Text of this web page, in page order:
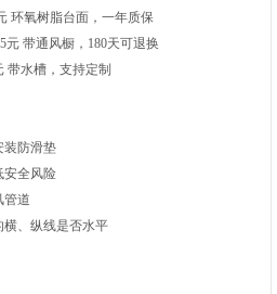
环氧树脂台面，一年质保
元 带通风橱，180天可退换
带水槽，支持定制‌
装防滑垫
安全风险
管道‌
、纵线是否水平‌